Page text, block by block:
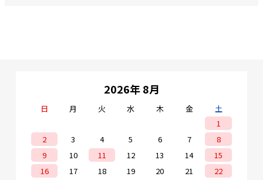
2026年 8月
日 月 火 水 木 金
土
1
2
3 4 5 6 7
8
9
10 11 12 13 14
15
16
17 18 19 20 21
22